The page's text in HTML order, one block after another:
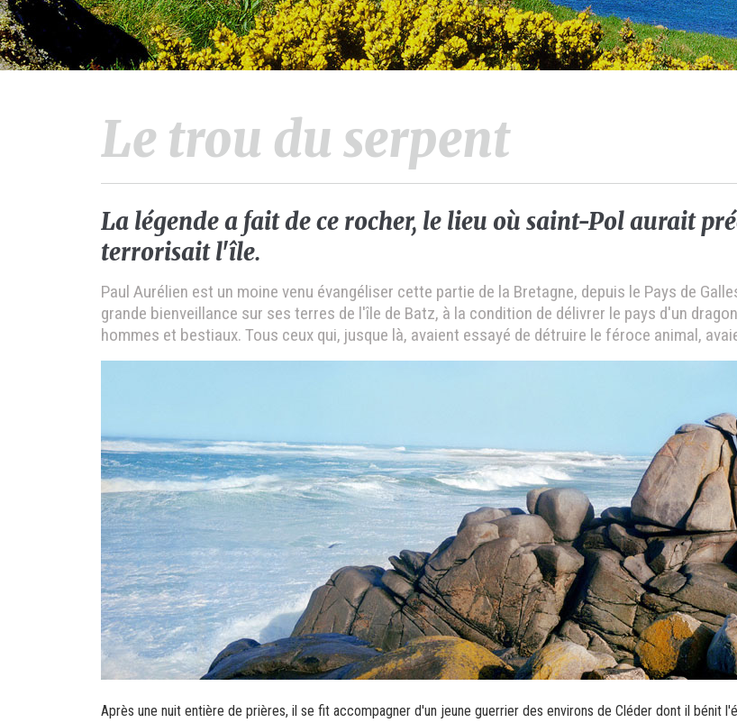
Le trou du serpent
La légende a fait de ce rocher, le lieu où saint-Pol aurait
terrorisait l'île.
Paul Aurélien est un moine venu évangéliser cette partie de la Bretagne, depuis le Pays de
grande bienveillance sur ses terres de l'île de Batz, à la condition de délivrer le pays d'un
hommes et bestiaux. Tous ceux qui, jusque là, avaient essayé de détruire le féroce animal,
Après une nuit entière de prières, il se fit accompagner d'un jeune guerrier des environs de Cléder dont il bénit